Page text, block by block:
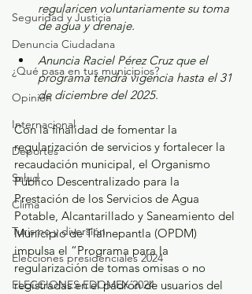
Seguridad y Justicia
Denuncia Ciudadana
¿Qué pasa en tus municipios?
Opinión
Internacional
Deportes
Salud
Clima
Turismo y diversión
Elecciones presidenciales 2024
ELECCIONES EDOMEX 2024
regularicen voluntariamente su toma
de agua y drenaje.
Anuncia Raciel Pérez Cruz que el
programa tendrá vigencia hasta el 31
de diciembre del 2025.
Con la finalidad de fomentar la
regularización de servicios y fortalecer la
recaudación municipal, el Organismo
Público Descentralizado para la
Prestación de los Servicios de Agua
Potable, Alcantarillado y Saneamiento del
Municipio de Tlalnepantla (OPDM)
impulsa el “Programa para la
regularización de tomas omisas o no
registradas en el padrón de usuarios del